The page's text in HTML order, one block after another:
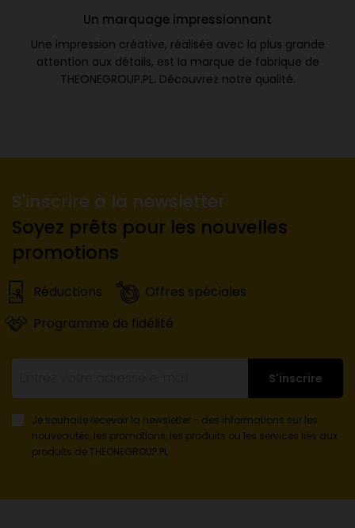
Un marquage impressionnant
Une impression créative, réalisée avec la plus grande
attention aux détails, est la marque de fabrique de
THEONEGROUP.PL. Découvrez notre qualité.
S'inscrire à la newsletter
Soyez prêts pour les nouvelles
promotions
Réductions
Offres spéciales
Programme de fidélité
S'inscrire
Je souhaite recevoir la newsletter - des informations sur les
nouveautés, les promotions, les produits ou les services liés aux
produits de THEONEGROUP.PL.